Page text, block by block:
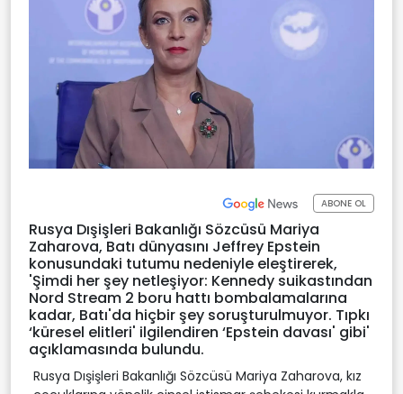
ABONE OL
Rusya Dışişleri Bakanlığı Sözcüsü Mariya
Zaharova, Batı dünyasını Jeffrey Epstein
konusundaki tutumu nedeniyle eleştirerek,
'Şimdi her şey netleşiyor: Kennedy suikastından
Nord Stream 2 boru hattı bombalamalarına
kadar, Batı'da hiçbir şey soruşturulmuyor. Tıpkı
‘küresel elitleri' ilgilendiren ‘Epstein davası' gibi'
açıklamasında bulundu.
Rusya Dışişleri Bakanlığı Sözcüsü Mariya Zaharova, kız